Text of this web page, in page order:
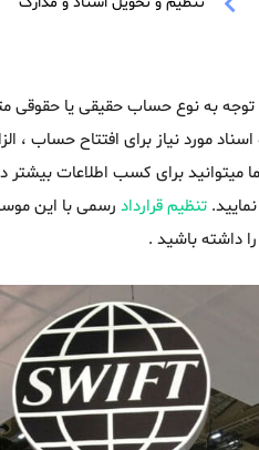
توجه به نوع حساب حقیقی یا حقوقی
مورد نیاز برای افتتاح حساب ،
میتوانید برای کسب اطلاعات
تنظیم قرارداد رسمی با این
داشته باشید .